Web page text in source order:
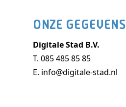
ONZE GEGEVENS
Digitale Stad B.V.
T. 085 485 85 85
E. info@digitale-stad.nl